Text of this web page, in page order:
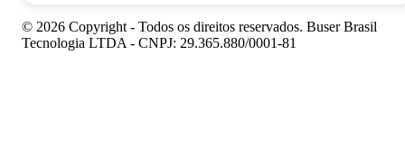
© 2026 Copyright - Todos os direitos reservados. Buser Brasil
Tecnologia LTDA - CNPJ: 29.365.880/0001-81